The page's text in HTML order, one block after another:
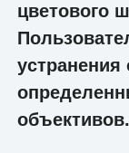
цветового
устранения
объективов.